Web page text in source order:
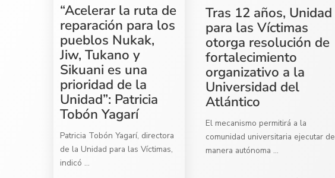
“Acelerar la ruta de
reparación para los
pueblos Nukak,
Jiw, Tukano y
Sikuani es una
prioridad de la
Unidad”: Patricia
Tobón Yagarí
Patricia Tobón Yagarí, directora
de la Unidad para las Víctimas,
indicó ...
Tras 12 años, Unidad
para las Víctimas
otorga resolución de
fortalecimiento
organizativo a la
Universidad del
Atlántico
El mecanismo permitirá a la
comunidad universitaria ejecutar de
manera autónoma ...